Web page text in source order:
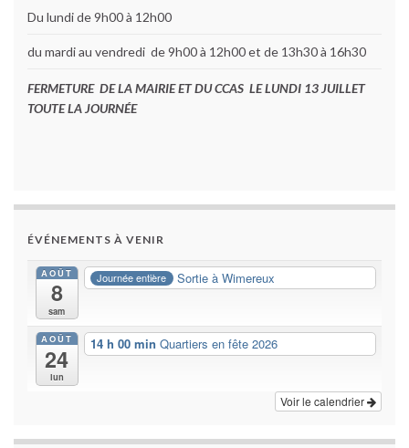
Du lundi de 9h00 à 12h00
du mardi au vendredi de 9h00 à 12h00 et de 13h30 à 16h30
FERMETURE DE LA MAIRIE ET DU CCAS LE LUNDI 13 JUILLET
TOUTE LA JOURNÉE
ÉVÉNEMENTS À VENIR
AOÛT
8
sam
Journée entière Sortie à Wimereux
AOÛT
24
lun
14 h 00 min Quartiers en fête 2026
Voir le calendrier